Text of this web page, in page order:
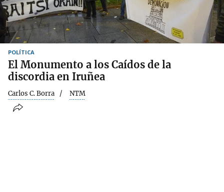
POLÍTICA
El Monumento a los Caídos de la
discordia en Iruñea
Carlos C. Borra NTM